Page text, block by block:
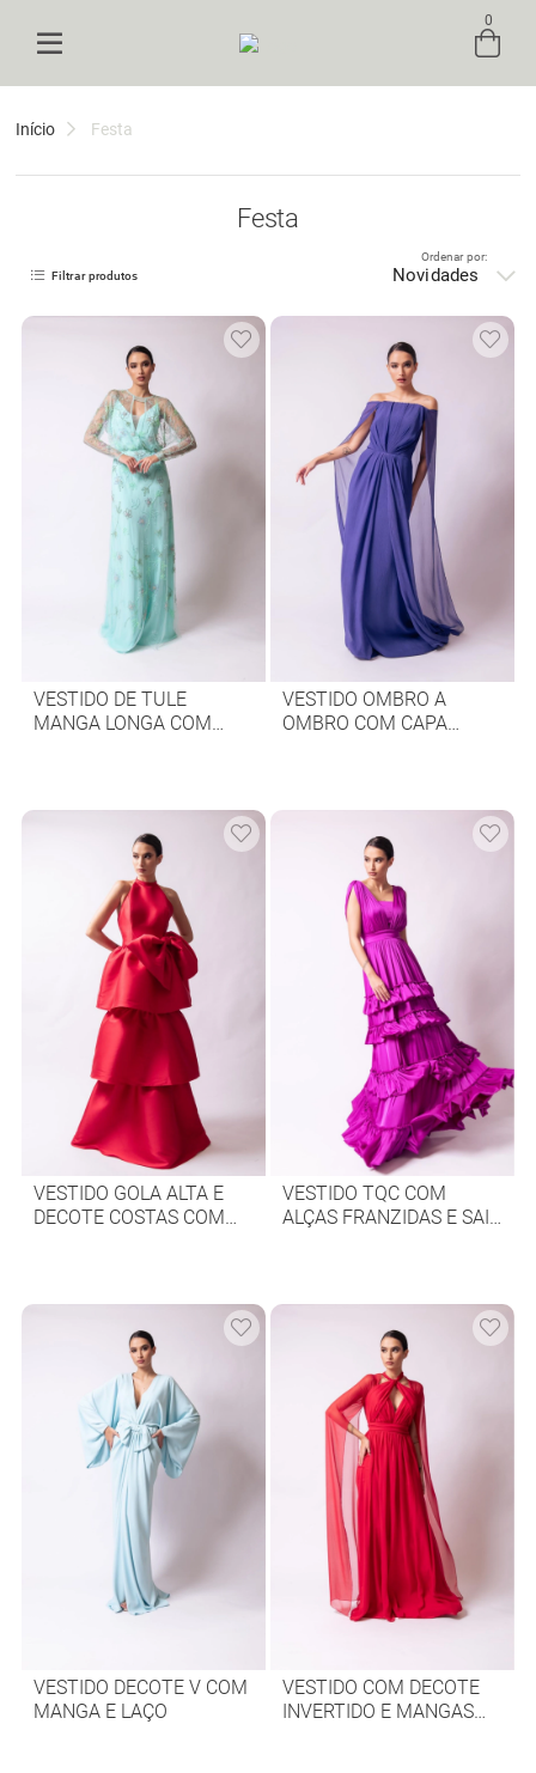
0
Início Festa
Festa
Filtrar produtos Novidades
Ordenar por:
VESTIDO DE TULE
MANGA LONGA COM
VESTIDO OMBRO A
OMBRO COM CAPA
VESTIDO GOLA ALTA E
DECOTE COSTAS COM
VESTIDO TQC COM
ALÇAS FRANZIDAS E SAIA
VESTIDO DECOTE V COM
MANGA E LAÇO
VESTIDO COM DECOTE
INVERTIDO E MANGAS